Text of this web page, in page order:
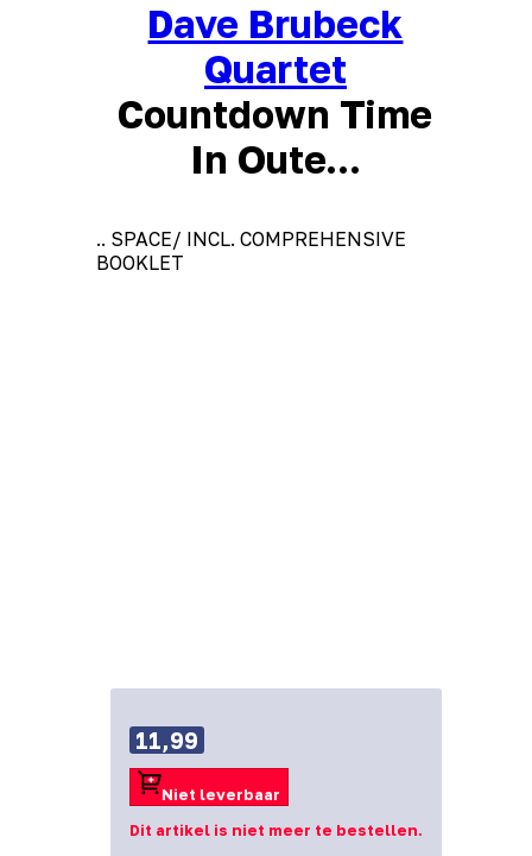
Dave Brubeck
Quartet
Countdown Time
In Oute...
.. SPACE/ INCL. COMPREHENSIVE
BOOKLET
11,99
Niet leverbaar
Dit artikel is niet meer te bestellen.